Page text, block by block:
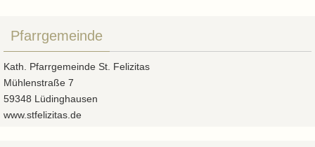
Pfarrgemeinde
Kath. Pfarrgemeinde St. Felizitas
Mühlenstraße 7
59348 Lüdinghausen
www.stfelizitas.de